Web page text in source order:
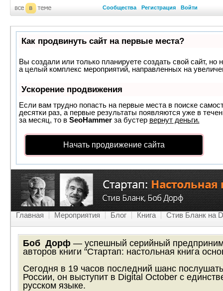
Сообщества Регистрация Войти
Как продвинуть сайт на первые места?
Вы создали или только планируете создать свой сайт, но
а целый комплекс мероприятий, направленных на
Ускорение продвижения
Если вам трудно попасть на первые места в поиске
десятки раз, а первые результаты появляются уже в
за месяц, то в SeoHammerза бустер вернут деньги.
Начать продвижение сайта
Главная Мероприятия Блог Книга Стив Бланк на
Боб Дорф — успешный серийный
авторов книги "Стартап: настольная книга
Сегодня в 19 часов последний шанс
России, он выступит в Digital October с
русском языке.